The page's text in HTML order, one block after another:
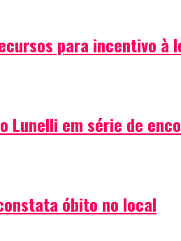
para incentivo à
Lunelli em série de
óbito no local